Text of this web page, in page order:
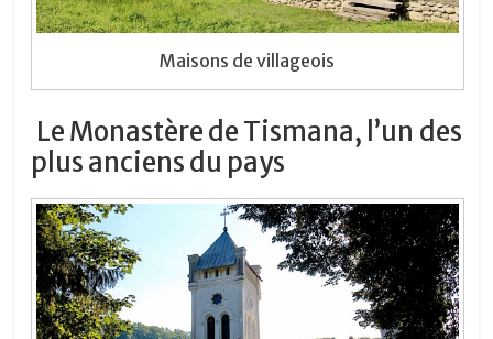
Maisons de villageois
Le Monastère de Tismana, l’un des
plus anciens du pays